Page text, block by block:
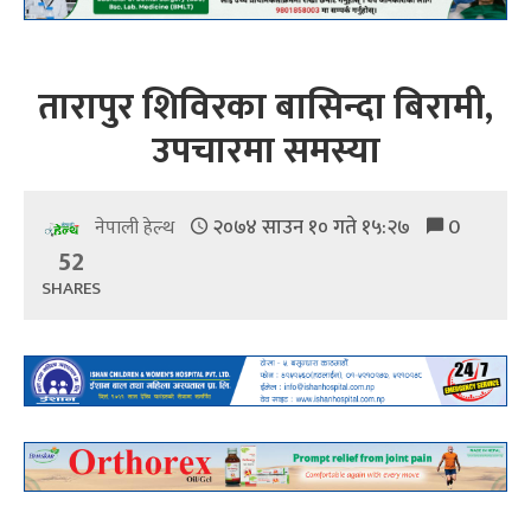
तारापुर शिविरका बासिन्दा बिरामी,
उपचारमा समस्या
नेपाली हेल्थ २०७४ साउन १० गते १५:२७ 0
52
SHARES